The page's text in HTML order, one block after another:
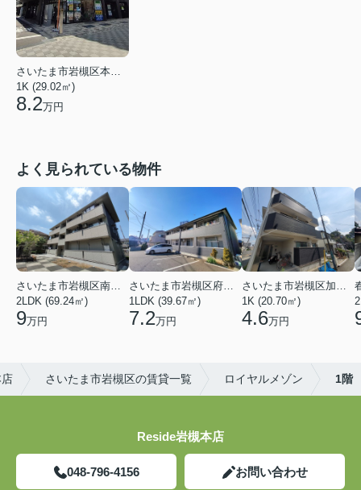
1K (29.02㎡)
8.2万円
よく見られている物件
2LDK (69.24㎡)
9万円
1LDK (39.67㎡)
7.2万円
1K (20.70㎡)
4.6万円
さいたま市岩槻区の賃貸一覧 ロイヤルメゾン 1階
Reside岩槻本店
048-796-4156 お問い合わせ